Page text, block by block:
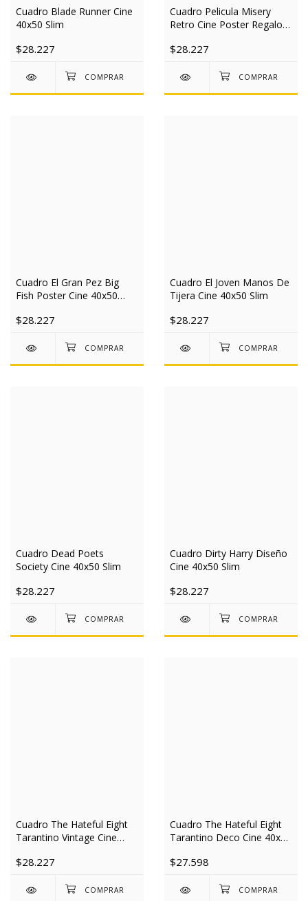
Cuadro Blade Runner Cine
40x50 Slim
$28.227
Cuadro Pelicula Misery
Retro Cine Poster Regalo
$28.227
Cuadro El Gran Pez Big
Fish Poster Cine 40x50
$28.227
Cuadro El Joven Manos De
Tijera Cine 40x50 Slim
$28.227
Cuadro Dead Poets
Society Cine 40x50 Slim
$28.227
Cuadro Dirty Harry Diseño
Cine 40x50 Slim
$28.227
Cuadro The Hateful Eight
Tarantino Vintage Cine
$28.227
Cuadro The Hateful Eight
Tarantino Deco Cine 40x50
$27.598